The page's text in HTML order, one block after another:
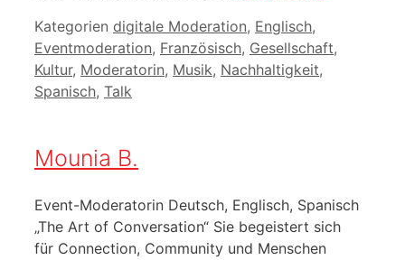
Kategorien digitale Moderation, Englisch,
Eventmoderation, Französisch, Gesellschaft,
Kultur, Moderatorin, Musik, Nachhaltigkeit,
Spanisch, Talk
Mounia B.
Event-Moderatorin Deutsch, Englisch, Spanisch
„The Art of Conversation“ Sie begeistert sich
für Connection, Community und Menschen